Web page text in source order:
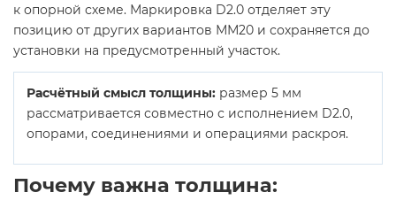
к опорной схеме. Маркировка D2.0 отделяет эту
позицию от других вариантов ММ20 и сохраняется до
установки на предусмотренный участок.
Расчётный смысл толщины: размер 5 мм
рассматривается совместно с исполнением D2.0,
опорами, соединениями и операциями раскроя.
Почему важна толщина: